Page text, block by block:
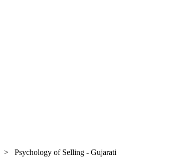
> Psychology of Selling - Gujarati